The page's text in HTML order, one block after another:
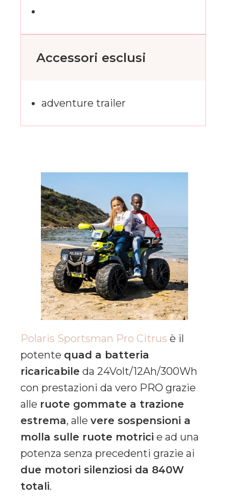
Accessori esclusi
adventure trailer
Polaris Sportsman Pro Citrus è il
potente quad a batteria
ricaricabile da 24Volt/12Ah/300Wh
con prestazioni da vero PRO grazie
alle ruote gommate a trazione
estrema, alle vere sospensioni a
molla sulle ruote motrici e ad una
potenza senza precedenti grazie ai
due motori silenziosi da 840W
totali.